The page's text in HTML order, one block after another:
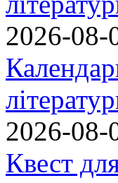
2026-08-
2026-08-
Квест